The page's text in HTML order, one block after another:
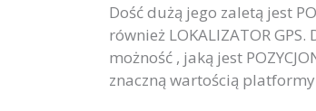
Dość dużą jego zaletą jest
również LOKALIZATOR
możność , jaką jest
znaczną wartością